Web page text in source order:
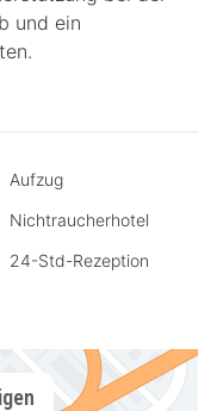
und ein
Aufzug
Nichtraucherhotel
24-Std-Rezeption